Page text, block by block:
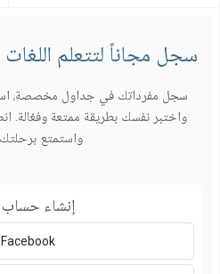
سجل مجاناً لتتعلم
سجل مفرداتك في جداول مخصصة،
واستمتع برحلتك
إنشاء
Facebook